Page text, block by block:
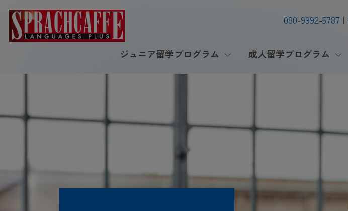
080-9992-5787
ジュニア留学プログラム 成人留学プログラム